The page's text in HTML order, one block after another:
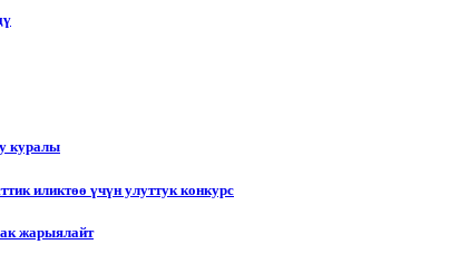
куралы
иликтөө үчүн улуттук конкурс
жарыялайт